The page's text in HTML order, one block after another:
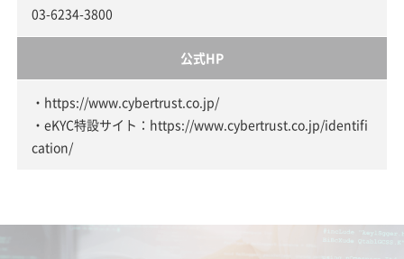
03-6234-3800
公式HP
・https://www.cybertrust.co.jp/
・eKYC特設サイト：https://www.cybertrust.co.jp/identifi
cation/